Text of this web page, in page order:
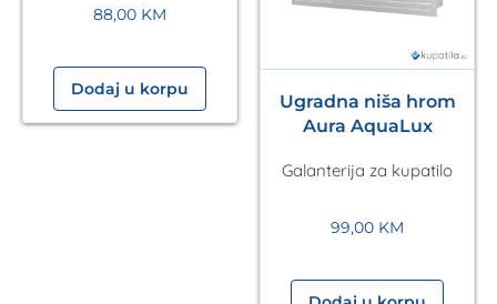
88,00 KM
Dodaj u korpu
Ugradna niša hrom
Aura AquaLux
Galanterija za kupatilo
99,00 KM